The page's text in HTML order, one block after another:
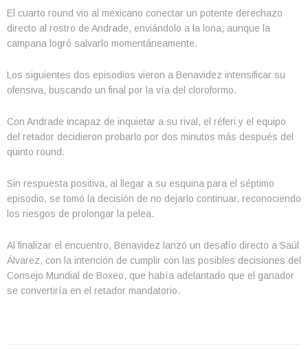
El cuarto round vio al mexicano conectar un potente derechazo
directo al rostro de Andrade, enviándolo a la lona, aunque la
campana logró salvarlo momentáneamente.
Los siguientes dos episodios vieron a Benavidez intensificar su
ofensiva, buscando un final por la vía del cloroformo.
Con Andrade incapaz de inquietar a su rival, el réferi y el equipo
del retador decidieron probarlo por dos minutos más después del
quinto round.
Sin respuesta positiva, al llegar a su esquina para el séptimo
episodio, se tomó la decisión de no dejarlo continuar, reconociendo
los riesgos de prolongar la pelea.
Al finalizar el encuentro, Benavidez lanzó un desafío directo a Saúl
Álvarez, con la intención de cumplir con las posibles decisiones del
Consejo Mundial de Boxeo, que había adelantado que el ganador
se convertiría en el retador mandatorio.